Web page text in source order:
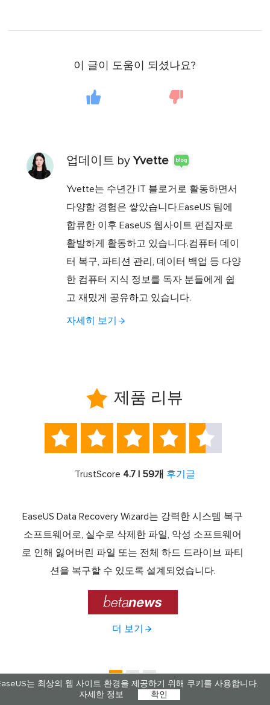
는 최상의 웹 사이트 환경을 제공하기 위해 쿠키를 사용합니다.
자세한 정보
확인
이 글이 도움이 되셨나요?
업데이트 byYvette
Yvette는 수년간 IT 블로거로 활동하면서
다양함 경험은 쌓았습니다.EaseUS 팀에
합류한 이후 EaseUS 웹사이트 편집자로
활발하게 활동하고 있습니다.컴퓨터 데이
터 복구, 파티션 관리, 데이터 백업 등 다양
한 컴퓨터 지식 정보를 독자 분들에게 쉽
고 재밌게 공유하고 있습니다.
자세히 보기
 제품 리뷰
    
TrustScore 4.7 | 59개 후기글
EaseUS Data Recovery Wizard는 강력한 시스템 복구
소프트웨어로, 실수로 삭제한 파일, 악성 소프트웨어
로 인해 잃어버린 파일 또는 전체 하드 드라이브 파티
션을 복구할 수 있도록 설계되었습니다.

더 보기